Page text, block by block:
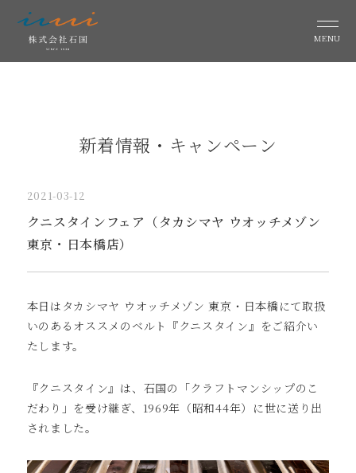
MENU
新着情報・キャンペーン
2021-03-12
クニスタインフェア（タカシマヤ ウオッチメゾン
東京・日本橋店）
本日はタカシマヤ ウオッチメゾン 東京・日本橋にて取扱
いのあるオススメのベルト『クニスタイン』をご紹介い
たします。
『クニスタイン』は、石国の「クラフトマンシップのこ
だわり」を受け継ぎ、1969年（昭和44年）に世に送り出
されました。